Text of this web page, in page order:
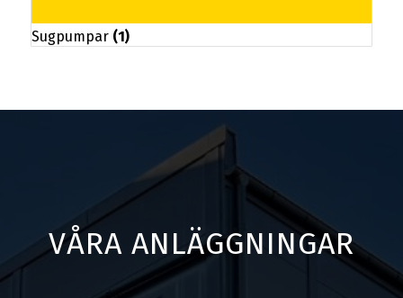
Sugpumpar (1)
VÅRA ANLÄGGNINGAR